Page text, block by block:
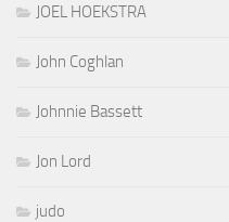
JOEL HOEKSTRA
John Coghlan
Johnnie Bassett
Jon Lord
judo